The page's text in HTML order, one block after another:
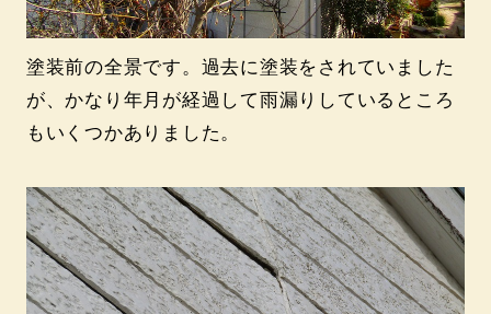
塗装前の全景です。過去に塗装をされていました
が、かなり年月が経過して雨漏りしているところ
もいくつかありました。